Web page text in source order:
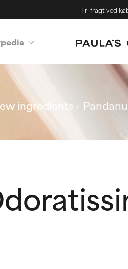
Fri fragt ved
ingredients